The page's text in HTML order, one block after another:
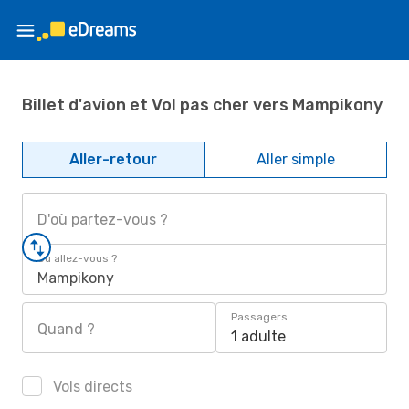
Billet d'avion et Vol pas cher vers Mampikony
Aller-retour Aller simple
D'où partez-vous ?
Où allez-vous ?
Mampikony
Quand ?
Passagers
1 adulte
Vols directs